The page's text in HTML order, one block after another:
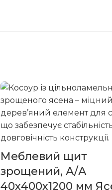
Меблевий щит
зрощений, А/А
40х400х1200 мм